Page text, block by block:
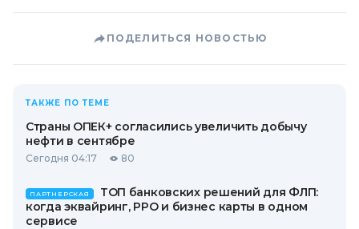
ПОДЕЛИТЬСЯ НОВОСТЬЮ
ТАКЖЕ ПО ТЕМЕ
Страны ОПЕК+ согласились увеличить добычу
нефти в сентябре
Сегодня 04:17 80
ПАРТНЕРСКАЯ
ТОП банковских решений для ФЛП:
когда эквайринг, РРО и бизнес карты в одном
сервисе